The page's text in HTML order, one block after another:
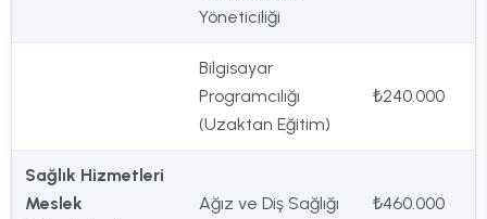
Yöneticiliği
Bilgisayar
Programcılığı
(Uzaktan Eğitim)
₺240.000
Sağlık Hizmetleri
Meslek
Ağız ve Diş Sağlığı ₺460.000